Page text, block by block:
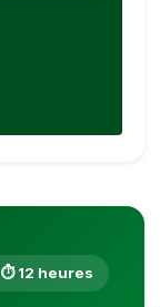
⏱ 12 heures